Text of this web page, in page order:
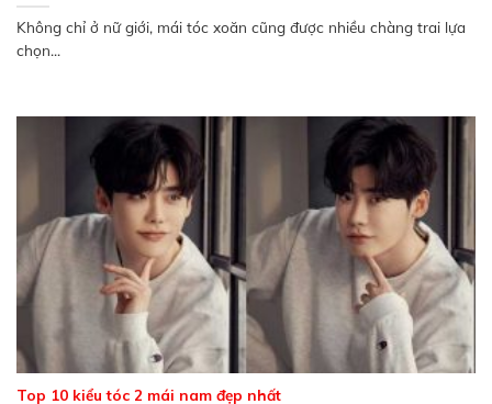
Không chỉ ở nữ giới, mái tóc xoăn cũng được nhiều chàng trai lựa
chọn...
Top 10 kiểu tóc 2 mái nam đẹp nhất